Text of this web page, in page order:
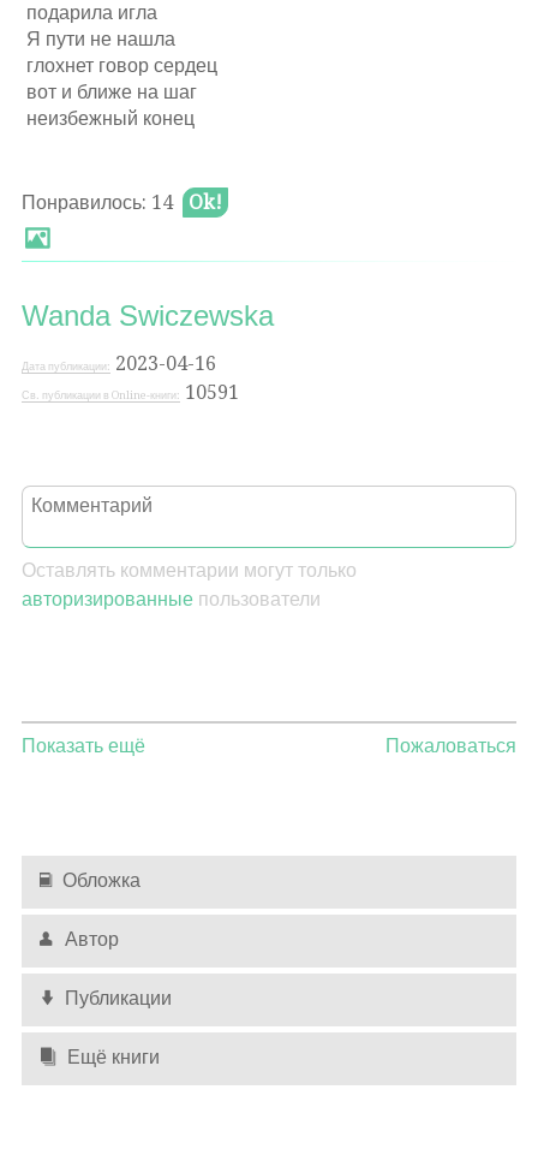
подарила игла
Я пути не нашла
глохнет говор сердец
вот и ближе на шаг
неизбежный конец
Понравилось: 14 Ok!
Wanda Swiczewska
Дата публикации: 2023-04-16
Св. публикации в Online-книги: 10591
Оставлять комментарии могут только
авторизированныепользователи
Показать ещё Пожаловаться
Обложка
Автор
Публикации
Ещё книги